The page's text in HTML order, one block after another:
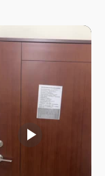
play_arrow